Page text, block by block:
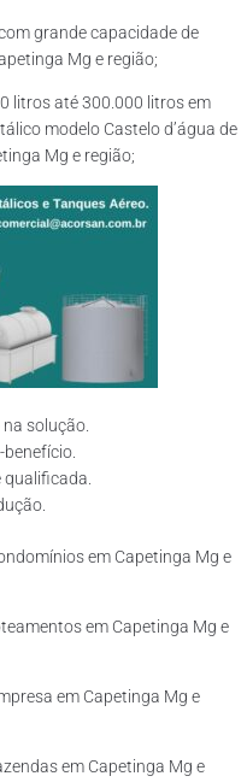
grande capacidade de
Mg e região;
litros até 300.000 litros em
modelo Castelo d’água de
Mg e região;
solução.
em Capetinga Mg e
em Capetinga Mg e
em Capetinga Mg e
em Capetinga Mg e